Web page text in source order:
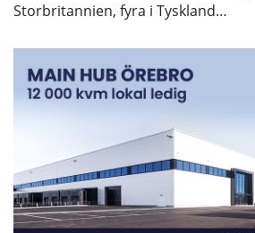
Storbritannien, fyra i Tyskland…